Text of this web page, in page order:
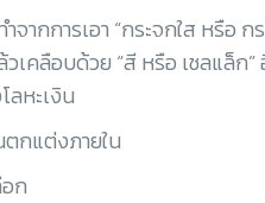
จากการเอา “กระจกใส หรือ
ล้วเคลือบด้วย “สี หรือ เชลแล็
หะเงิน
ตกแต่งภายใน
ก